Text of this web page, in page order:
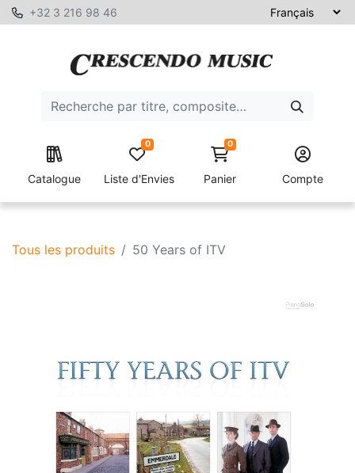
+32 3 216 98 46
Catalogue Liste d'Envies
0 0
Panier Compte
Tous les produits 50 Years of ITV